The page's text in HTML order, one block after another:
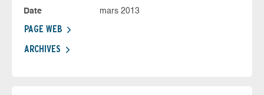
Date
mars 2013
PAGE WEB
ARCHIVES